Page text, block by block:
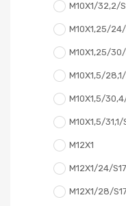
M10X1/32,2/
M10X1,25/
M10X1,25/
M10X1,5/
M10X1,5/
M10X1,5/
M12X1
M12X1/24/S17
M12X1/28/